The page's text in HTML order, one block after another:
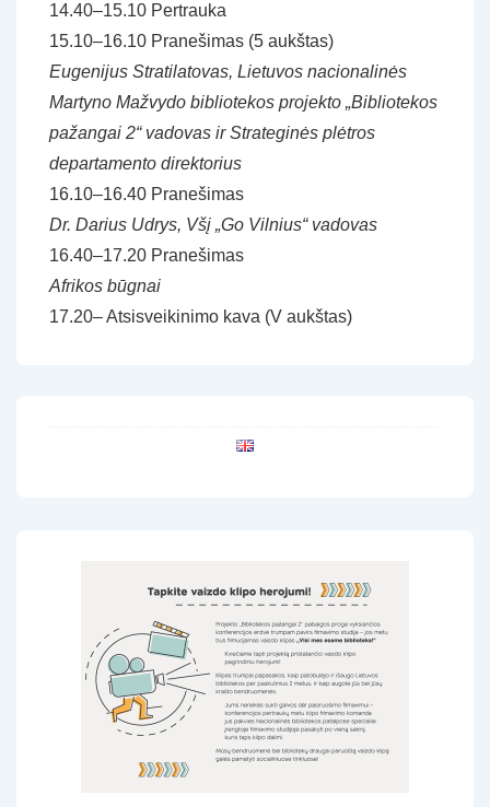
14.40–15.10 Pertrauka
15.10–16.10 Pranešimas (5 aukštas)
Eugenijus Stratilatovas, Lietuvos nacionalinės
Martyno Mažvydo bibliotekos projekto „Bibliotekos
pažangai 2“ vadovas ir Strateginės plėtros
departamento direktorius
16.10–16.40 Pranešimas
Dr. Darius Udrys, Všį „Go Vilnius“ vadovas
16.40–17.20 Pranešimas
Afrikos būgnai
17.20– Atsisveikinimo kava (V aukštas)